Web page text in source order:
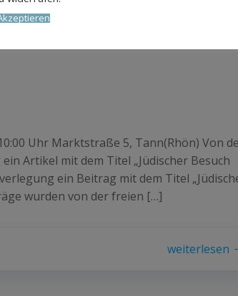
Uhr Marktstraße 5, Tann(Rhön) Von
Artikel mit dem Titel „Jüdischer Besuch
ein Beitrag mit dem Titel
wurden von der freien […]
weiterlesen